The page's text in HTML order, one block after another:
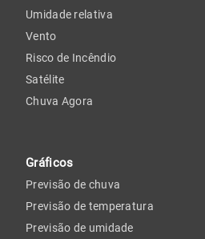
Umidade relativa
Vento
Risco de Incêndio
Satélite
Chuva Agora
Gráficos
Previsão de chuva
Previsão de temperatura
Previsão de umidade